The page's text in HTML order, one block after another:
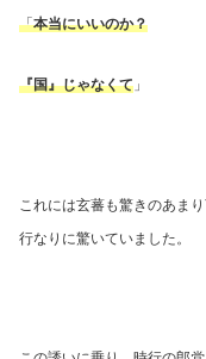
「本当にいいのか？
『国』じゃなくて 」
これには玄蕃も驚きのあま
行なりに驚いていました。